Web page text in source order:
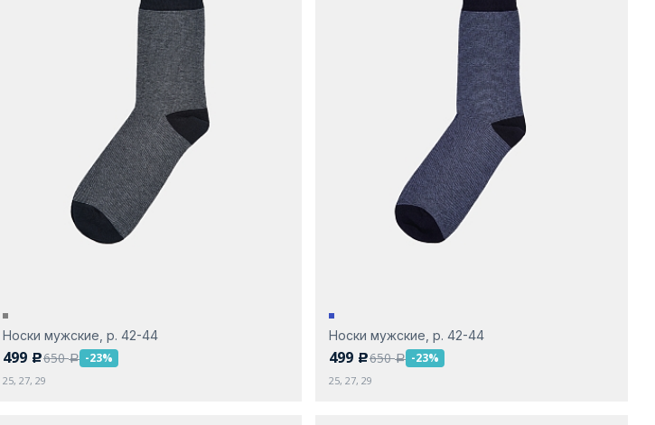
Носки мужские, р. 42-44
499 c650a -23%
25, 27, 29
Носки мужские, р. 42-44
499 c650a -23%
25, 27, 29